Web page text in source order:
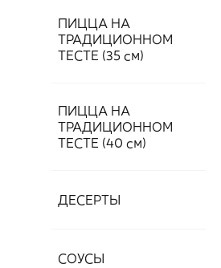
ПИЦЦА НА
ТРАДИЦИОННОМ
ТЕСТЕ (35 см)
ПИЦЦА НА
ТРАДИЦИОННОМ
ТЕСТЕ (40 см)
ДЕСЕРТЫ
СОУСЫ